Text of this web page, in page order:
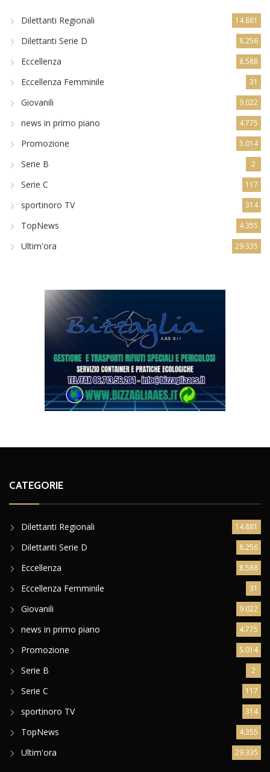
Dilettanti Regionali 14.881
Dilettanti Serie D 8.256
Eccellenza 8.588
Eccellenza Femminile 31
Giovanili 9.022
news in primo piano 4.775
Promozione 5.014
Serie B 2
Serie C 117
sportinoro TV 314
TopNews 4.355
Ultim'ora 29.335
CATEGORIE
Dilettanti Regionali 14.881
Dilettanti Serie D 8.256
Eccellenza 8.588
Eccellenza Femminile 31
Giovanili 9.022
news in primo piano 4.775
Promozione 5.014
Serie B 2
Serie C 117
sportinoro TV 314
TopNews 4.355
Ultim'ora 29.335